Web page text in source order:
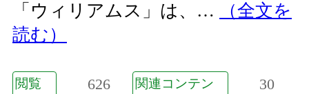
「ウィリアムス」は、…
（全文を
読む）
閲覧
626
関連コンテン
30